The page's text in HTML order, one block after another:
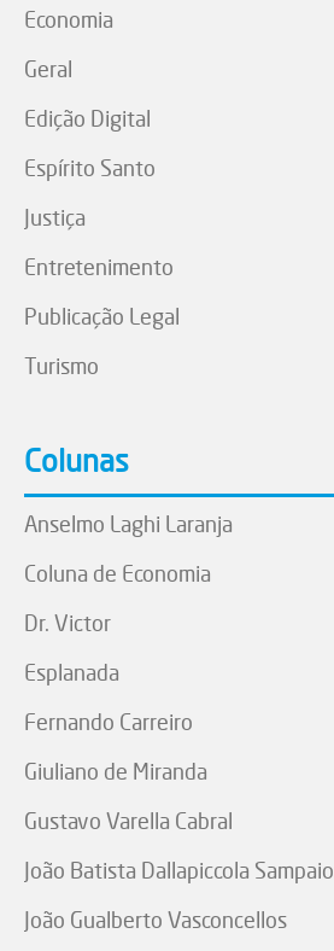
Economia
Geral
Edição Digital
Espírito Santo
Justiça
Entretenimento
Publicação Legal
Turismo
Colunas
Anselmo Laghi Laranja
Coluna de Economia
Dr. Victor
Esplanada
Fernando Carreiro
Giuliano de Miranda
Gustavo Varella Cabral
João Batista Dallapiccola Sampaio
João Gualberto Vasconcellos